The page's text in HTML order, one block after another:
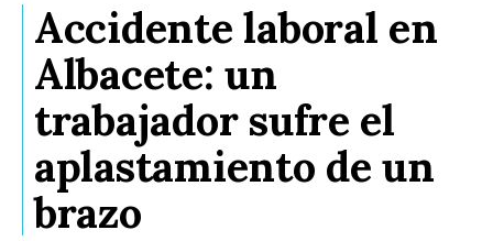
Accidente laboral en
Albacete: un
trabajador sufre el
aplastamiento de un
brazo